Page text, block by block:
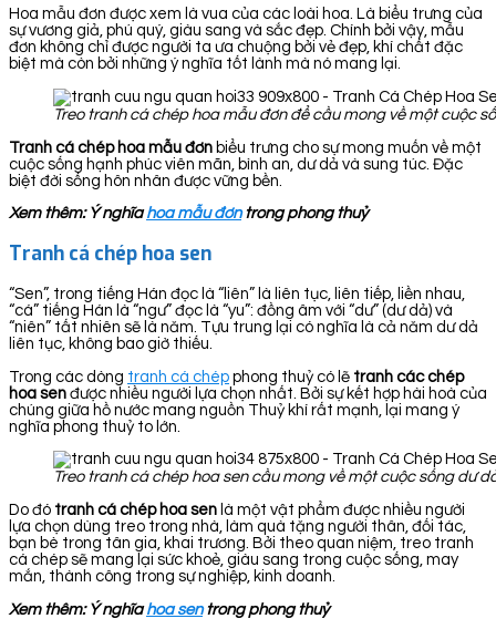
Hoa mẫu đơn được xem là vua của các loài hoa. Là biểu trưng của
sự vương giả, phú quý, giàu sang và sắc đẹp. Chính bởi vậy, mẫu
đơn không chỉ được người ta ưa chuộng bởi vẻ đẹp, khí chất đặc
biệt mà còn bởi những ý nghĩa tốt lành mà nó mang lại.
Treo tranh cá chép hoa mẫu đơn để cầu mong về một cuộc
Tranh cá chép hoa mẫu đơn biểu trưng cho sự mong muốn về một
cuộc sống hạnh phúc viên mãn, bình an, dư dả và sung túc. Đặc
biệt đời sống hôn nhân được vững bền.
Xem thêm: Ý nghĩahoa mẫu đơntrong phong thuỷ
Tranh cá chép hoa sen
“Sen”, trong tiếng Hán đọc là “liên” là liên tục, liên tiếp, liền nhau,
“cá” tiếng Hán là “ngư” đọc là “yu”: đồng âm với “dư” (dư dả) và
“niên” tất nhiên sẽ là năm. Tựu trung lại có nghĩa là cả năm dư dả
liên tục, không bao giờ thiếu.
Trong các dòng tranh cá chép phong thuỷ có lẽ tranh các chép
hoa sen được nhiều người lựa chọn nhất. Bởi sự kết hợp hài hoà của
chúng giữa hồ nước mang nguồn Thuỷ khí rất mạnh, lại mang ý
nghĩa phong thuỷ to lớn.
Treo tranh cá chép hoa sen cầu mong về một cuộc sống dư
Do đó tranh cá chép hoa sen là một vật phẩm được nhiều người
lựa chọn dùng treo trong nhà, làm quà tặng người thân, đối tác,
bạn bè trong tân gia, khai trương. Bởi theo quan niệm, treo tranh
cá chép sẽ mang lại sức khoẻ, giàu sang trong cuộc sống, may
mắn, thành công trong sự nghiệp, kinh doanh.
Xem thêm: Ý nghĩahoa sentrong phong thuỷ